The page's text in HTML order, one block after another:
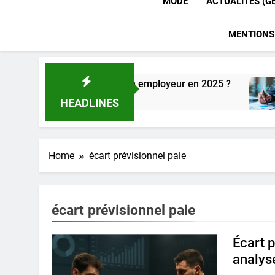
HEADLINES
pour un employeur en 2025 ?
Home écart prévisionnel paie
écart prévisionnel paie
Écart